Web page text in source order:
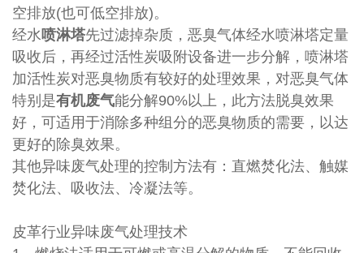
空排放(也可低空排放)。
经水喷淋塔先过滤掉杂质，恶臭气体经水喷淋塔定量
吸收后，再经过活性炭吸附设备进一步分解，喷淋塔
加活性炭对恶臭物质有较好的处理效果，对恶臭气体
特别是有机废气能分解90%以上，此方法脱臭效果
好，可适用于消除多种组分的恶臭物质的需要，以达
更好的除臭效果。
其他异味废气处理的控制方法有：直燃焚化法、触媒
焚化法、吸收法、冷凝法等。
皮革行业异味废气处理技术